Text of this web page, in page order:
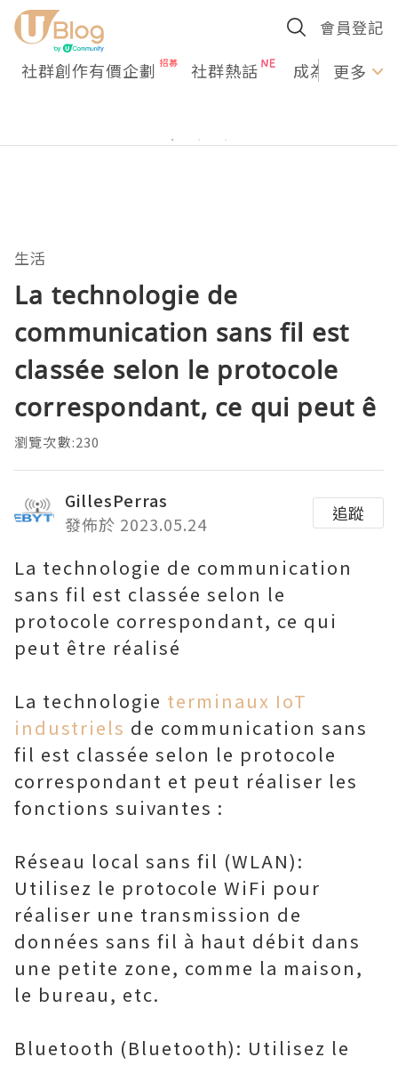
會員登記
社群創作有價企劃 社群熱話 成為U更多
生活
La technologie de
communication sans fil est
classée selon le protocole
correspondant, ce qui peut ê
瀏覽次數:230
GillesPerras
發佈於 2023.05.24
追蹤
La technologie de communication
sans fil est classée selon le
protocole correspondant, ce qui
peut être réalisé
La technologie terminaux IoT
industriels de communication sans
fil est classée selon le protocole
correspondant et peut réaliser les
fonctions suivantes :
Réseau local sans fil (WLAN):
Utilisez le protocole WiFi pour
réaliser une transmission de
données sans fil à haut débit dans
une petite zone, comme la maison,
le bureau, etc.
Bluetooth (Bluetooth): Utilisez le